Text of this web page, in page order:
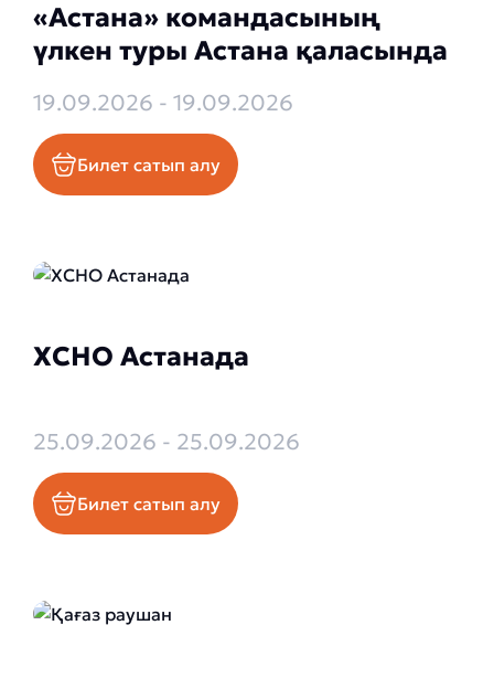
«Астана» командасының
үлкен туры Астана қаласында
19.09.2026 - 19.09.2026
Билет сатып алу
XCHO Астанада
25.09.2026 - 25.09.2026
Билет сатып алу